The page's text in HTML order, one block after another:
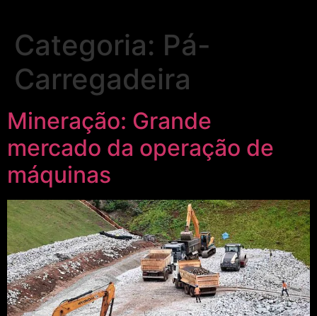
Categoria: Pá-
Carregadeira
Mineração: Grande
mercado da operação de
máquinas